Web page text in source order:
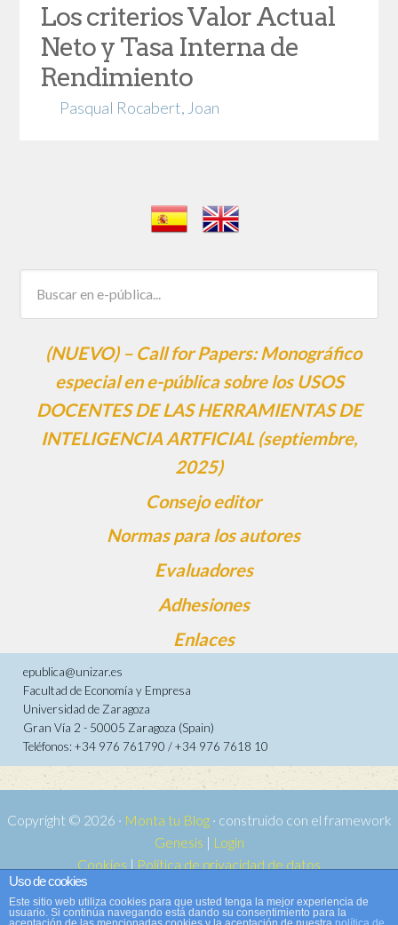
Los criterios Valor Actual
Neto y Tasa Interna de
Rendimiento
Pasqual Rocabert, Joan
(NUEVO) – Call for Papers: Monográfico
especial en e-pública sobre los USOS
DOCENTES DE LAS HERRAMIENTAS DE
INTELIGENCIA ARTFICIAL (septiembre,
2025)
Consejo editor
Normas para los autores
Evaluadores
Adhesiones
Enlaces
epublica@unizar.es
Facultad de Economía y Empresa
Universidad de Zaragoza
Gran Vía 2 - 50005 Zaragoza (Spain)
Teléfonos: +34 976 761790 / +34 976 7618 10
Copyright © 2026 · Monta tu Blog· construido con el framework
Genesis | Login
Cookies | Política de privacidad de datos
Copyright © 2026 ·
WordPress·Acceder
Uso de cookies
Este sitio web utiliza cookies para que usted tenga la mejor experiencia de
usuario. Si continúa navegando está dando su consentimiento para la